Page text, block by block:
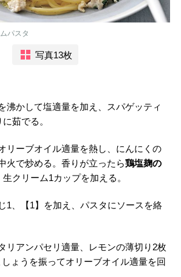
パスタ
写真13枚
沸かして塩適量を加え、スパゲッティ
茹でる。
リーブオイル適量を熱し、にんにくの
火で炒める。香りが立ったら鶏塩麹の
生クリーム1カップを加える。
1、【1】を加え、パスタにソースを絡
リアンパセリ適量、レモンの薄切り2枚
ょうを振ってオリーブオイル適量を回